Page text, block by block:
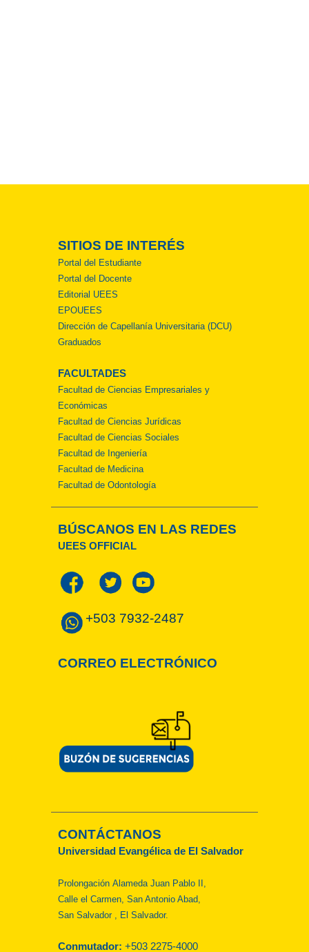
SITIOS DE INTERÉS
Portal del Estudiante
Portal del Docente
Editorial UEES
EPOUEES
Dirección de Capellanía Universitaria (DCU)
Graduados
FACULTADES
Facultad de Ciencias Empresariales y
Económicas
Facultad de Ciencias Jurídicas
Facultad de Ciencias Sociales
Facultad de Ingeniería
Facultad de Medicina
Facultad de Odontología
BÚSCANOS EN LAS REDES
UEES OFFICIAL
+503 7932-2487
CORREO ELECTRÓNICO
CONTÁCTANOS
Universidad Evangélica de El Salvador
Prolongación Alameda Juan Pablo II,
Calle el Carmen, San Antonio Abad,
San Salvador , El Salvador.
Conmutador: +503 2275-4000